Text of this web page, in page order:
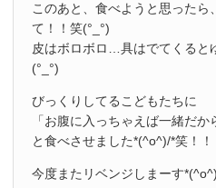
このあと、食べようと思った
て！！笑(°_°)
皮はボロボロ…具はでてくる
(°_°)
びっくりしてるこどもたちに
「お腹に入っちゃえば一緒だか
と食べさせました*(^o^)/*笑！！
今度またリベンジしまーす